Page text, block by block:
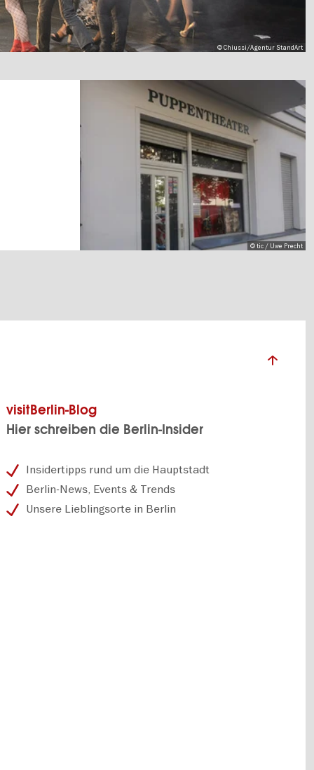
© Chiussi/Agentur StandArt
© tic / Uwe Precht
visitBerlin-Blog
Hier schreiben die Berlin-Insider
Insidertipps rund um die Hauptstadt
Berlin-News, Events & Trends
Unsere Lieblingsorte in Berlin